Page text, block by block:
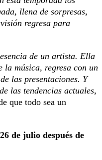
llena de sorpresas,
regresa para
de un artista. Ella
la música, regresa con un
las presentaciones. Y
las tendencias actuales,
que todo sea un
de julio después de